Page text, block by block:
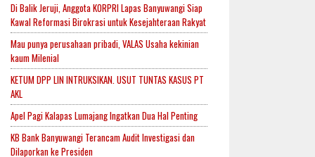
Indonesia.id Perkuat Sinergitas Lewat Ngopi
untuk Mendukung Ketahanan Pangan Nasional
Jadi Lokasi Uji Coba Program NADI JKN
Di Balik Jeruji, Anggota KORPRI Lapas Banyuwangi Siap
Kawal Reformasi Birokrasi untuk Kesejahteraan Rakyat
Mau punya perusahaan pribadi, VALAS Usaha kekinian
kaum Milenial
KETUM DPP LIN INTRUKSIKAN. USUT TUNTAS KASUS PT
AKL
Apel Pagi Kalapas Lumajang Ingatkan Dua Hal Penting
KB Bank Banyuwangi Terancam Audit Investigasi dan
Dilaporkan ke Presiden